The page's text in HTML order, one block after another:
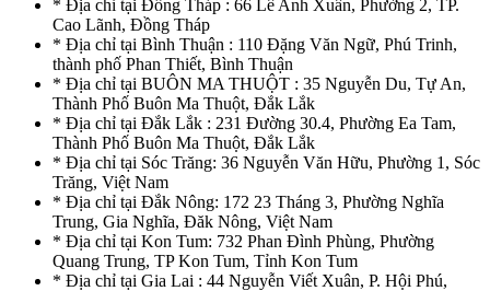
* Địa chỉ tại Đồng Tháp : 66 Lê Anh Xuân, Phường 2, TP.
Cao Lãnh, Đồng Tháp
* Địa chỉ tại Bình Thuận : 110 Đặng Văn Ngữ, Phú Trinh,
thành phố Phan Thiết, Bình Thuận
* Địa chỉ tại BUÔN MA THUỘT : 35 Nguyễn Du, Tự An,
Thành Phố Buôn Ma Thuột, Đắk Lắk
* Địa chỉ tại Đắk Lắk : 231 Đường 30.4, Phường Ea Tam,
Thành Phố Buôn Ma Thuột, Đắk Lắk
* Địa chỉ tại Sóc Trăng: 36 Nguyễn Văn Hữu, Phường 1, Sóc
Trăng, Việt Nam
* Địa chỉ tại Đắk Nông: 172 23 Tháng 3, Phường Nghĩa
Trung, Gia Nghĩa, Đăk Nông, Việt Nam
* Địa chỉ tại Kon Tum: 732 Phan Đình Phùng, Phường
Quang Trung, TP Kon Tum, Tỉnh Kon Tum
* Địa chỉ tại Gia Lai : 44 Nguyễn Viết Xuân, P. Hội Phú,